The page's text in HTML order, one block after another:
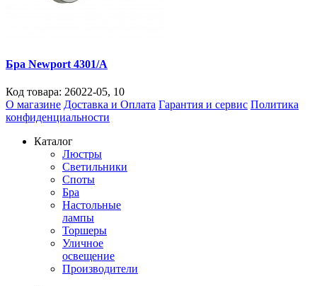
Бра Newport 4301/A
Код товара: 26022-05, 10
О магазине Доставка и Оплата Гарантия и сервис Политика
конфиденциальности
Каталог
Люстры
Светильники
Споты
Бра
Настольные
лампы
Торшеры
Уличное
освещение
Производители